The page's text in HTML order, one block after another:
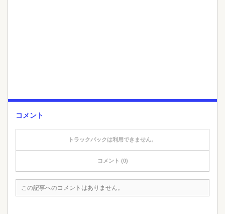
コメント
トラックバックは利用できません。
コメント (0)
この記事へのコメントはありません。